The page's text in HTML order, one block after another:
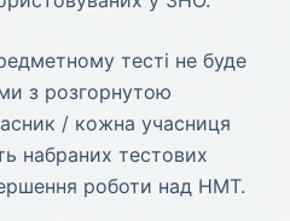
тесті не буде
з розгорнутою
/ кожна учасниця
набраних тестових
роботи над НМТ.